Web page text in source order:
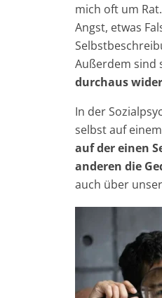
mich oft um
Angst, etwas
Außerdem sind
durchaus
In der
selbst auf
auf der einen
anderen die
auch über